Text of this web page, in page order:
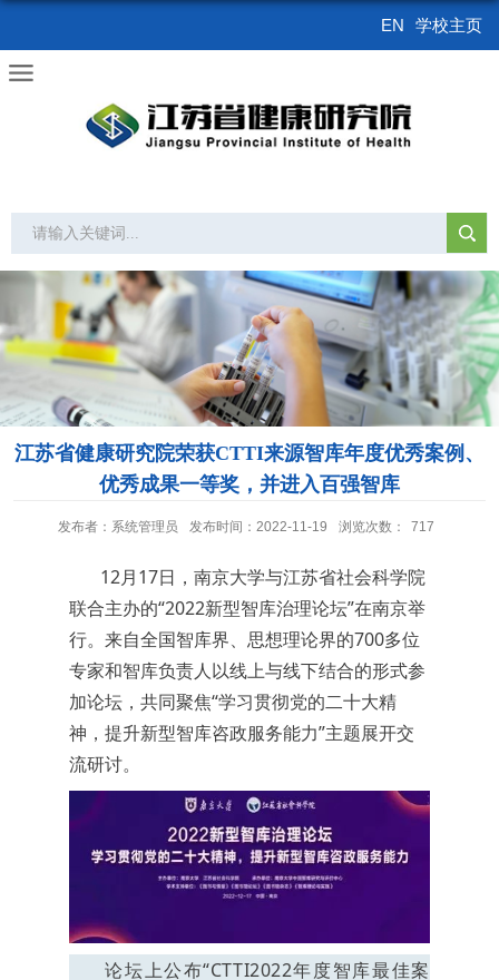
EN 学校主页
江苏省健康研究院荣获CTTI来源智库年度优秀案例、
优秀成果一等奖，并进入百强智库
发布者：系统管理员 发布时间：2022-11-19 浏览次数： 717
12月17日，南京大学与江苏省社会科学院
联合主办的“2022新型智库治理论坛”在南京举
行。来自全国智库界、思想理论界的700多位
专家和智库负责人以线上与线下结合的形式参
加论坛，共同聚焦“学习贯彻党的二十大精
神，提升新型智库咨政服务能力”主题展开交
流研讨。
论坛上公布“CTTI2022年度智库最佳案